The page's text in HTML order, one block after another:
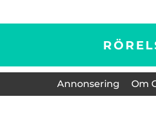
Annonsering Om